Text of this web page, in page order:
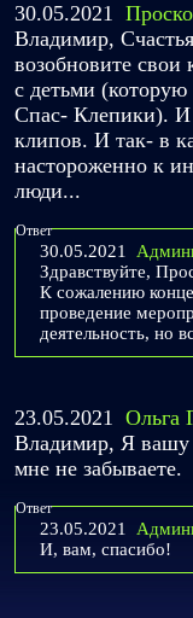
30.05.2021
Владимир,
возобновите свои
с детьми
Спас- Клепики). И
клипов. И так- в
настороженно к
люди...
Ответ
30.05.2021
Здравствуйте,
К сожалению
проведение
деятельность, но
23.05.2021 Ольга
Владимир, Я вашу
мне не забываете.
Ответ
23.05.2021
И, вам, спасибо!